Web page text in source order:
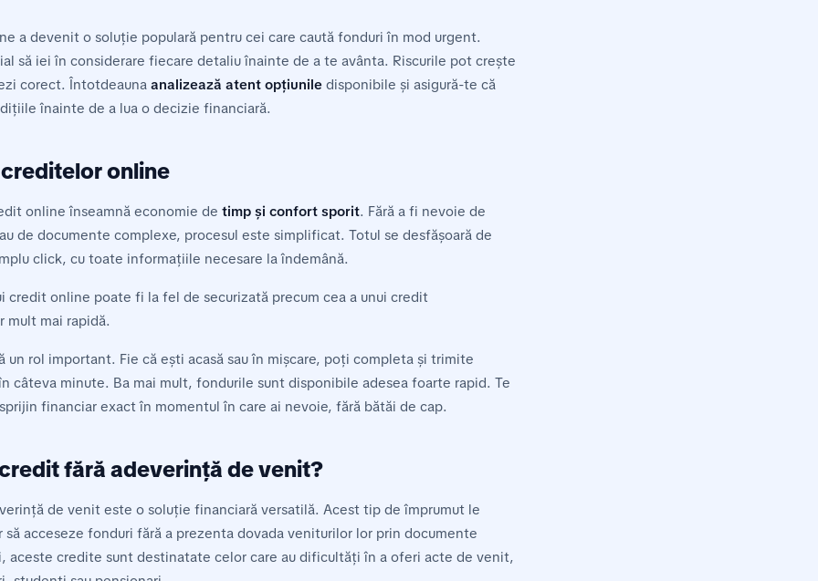
a devenit o soluție populară pentru cei care caută fonduri în mod urgent.
să iei în considerare fiecare detaliu înainte de a te avânta. Riscurile pot crește
corect. Întotdeauna analizează atent opțiunile disponibile și asigură-te că
înainte de a lua o decizie financiară.
online
online înseamnă economie de timp și confort sporit. Fără a fi nevoie de
de documente complexe, procesul este simplificat. Totul se desfășoară de
click, cu toate informațiile necesare la îndemână.
credit online poate fi la fel de securizată precum cea a unui credit
mult mai rapidă.
un rol important. Fie că ești acasă sau în mișcare, poți completa și trimite
câteva minute. Ba mai mult, fondurile sunt disponibile adesea foarte rapid. Te
financiar exact în momentul în care ai nevoie, fără bătăi de cap.
fără adeverință de venit?
de venit este o soluție financiară versatilă. Acest tip de împrumut le
acceseze fonduri fără a prezenta dovada veniturilor lor prin documente
aceste credite sunt destinatate celor care au dificultăți în a oferi acte de venit,